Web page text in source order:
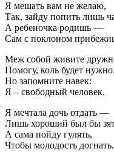
Я мешать вам не желаю,
Так, зайду попить лишь
А ребеночка родишь —
Сам с поклоном
Меж собой живите
Помогу, коль будет нужно.
Но запомните навек:
Я – свободный человек.
Я мечтала дочь отдать —
Лишь хороший был бы
А сама пойду гулять,
Чтобы молодость догнать.